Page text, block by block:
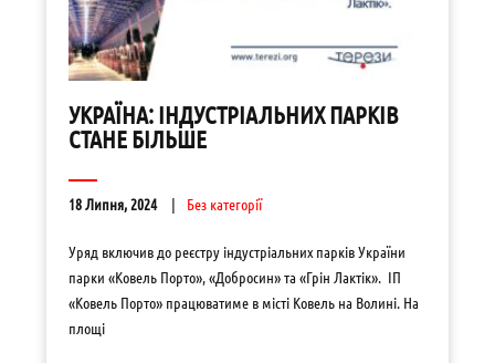
УКРАЇНА: ІНДУСТРІАЛЬНИХ ПАРКІВ
СТАНЕ БІЛЬШЕ
18 Липня, 2024 Без категорії
Уряд включив до реєстру індустріальних парків України
парки «Ковель Порто», «Добросин» та «Грін Лактік». ІП
«Ковель Порто» працюватиме в місті Ковель на Волині. На
площі